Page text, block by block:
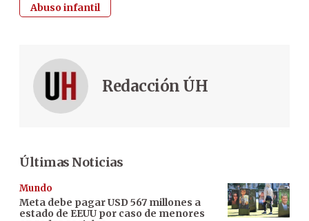
Abuso infantil
Redacción ÚH
Últimas Noticias
Mundo
Meta debe pagar USD 567 millones a
estado de EEUU por caso de menores